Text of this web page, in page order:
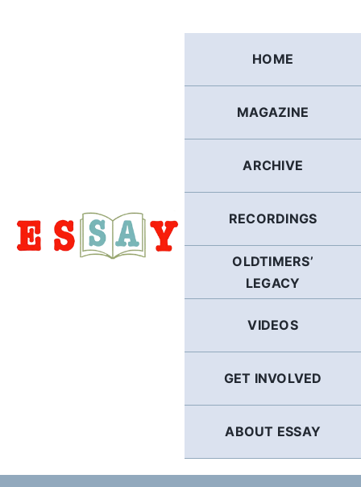
HOME
MAGAZINE
ARCHIVE
RECORDINGS
OLDTIMERS’
LEGACY
VIDEOS
GET INVOLVED
ABOUT ESSAY